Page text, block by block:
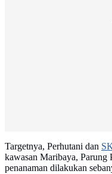
Targetnya, Perhutani dan
kawasan Maribaya, Parung
penanaman dilakukan